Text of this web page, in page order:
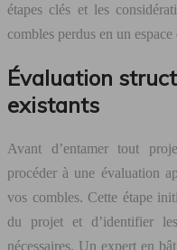
étapes clés et les
combles perdus en un
Évaluation
existants
Avant d’entamer tout
procéder à une évaluation
vos combles. Cette étape
du projet et d’identifier
nécessaires. Un expert en